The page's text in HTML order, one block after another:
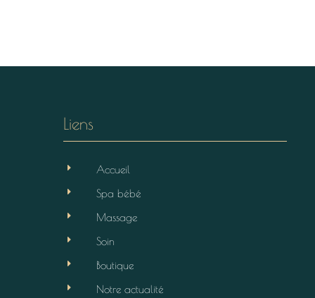
Liens
E Accueil
E Spa bébé
E Massage
E Soin
E Boutique
E Notre actualité